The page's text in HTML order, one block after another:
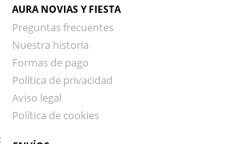
AURA NOVIAS Y FIESTA
Preguntas frecuentes
Nuestra historia
Formas de pago
Política de privacidad
Aviso legal
Política de cookies